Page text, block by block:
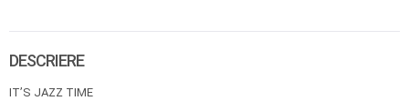
DESCRIERE
IT’S JAZZ TIME